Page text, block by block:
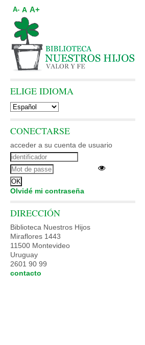
A- A A+
ELIGE IDIOMA
CONECTARSE
acceder a su cuenta de usuario
Olvidé mi contraseña
DIRECCIÓN
Biblioteca Nuestros Hijos
Miraflores 1443
11500 Montevideo
Uruguay
2601 90 99
contacto